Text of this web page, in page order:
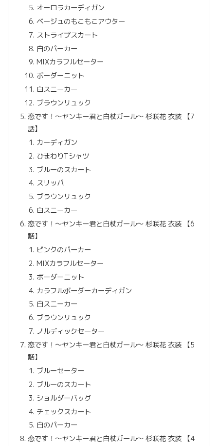
オーロラカーディガン
ベージュのもこもこアウター
ストライプスカート
白のパーカー
MIXカラフルセーター
ボーダーニット
白スニーカー
ブラウンリュック
恋です！〜ヤンキー君と白杖ガール〜 杉咲花 衣装 【7
話】
カーディガン
ひまわりTシャツ
ブルーのスカート
スリッパ
ブラウンリュック
白スニーカー
恋です！〜ヤンキー君と白杖ガール〜 杉咲花 衣装 【6
話】
ピンクのパーカー
MIXカラフルセーター
ボーダーニット
カラフルボーダーカーディガン
白スニーカー
ブラウンリュック
ノルディックセーター
恋です！〜ヤンキー君と白杖ガール〜 杉咲花 衣装 【5
話】
ブルーセーター
ブルーのスカート
ショルダーバッグ
チェックスカート
白のパーカー
恋です！〜ヤンキー君と白杖ガール〜 杉咲花 衣装 【4